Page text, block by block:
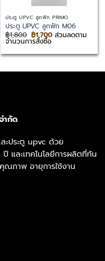
ประตู UPVC ลูกฟัก PRIMO
ประตู UPVC ลูกฟัก M06
฿1,800 Original
price
฿1,800.
฿1,700Current
฿1,700.
ส่วนลดตาม
จำนวนการสั่งซื้อ
ำกัด
ะประตู upvc ด้วย
และเทคโนโลยีการผลิตที่ทัน
ณภาพ อายุการใช้งาน